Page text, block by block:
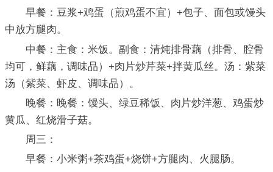
早餐：豆浆+鸡蛋（煎鸡蛋不宜）+包子、面包或馒头
中放方腿肉。
中餐：主食：米饭。副食：清炖排骨藕（排骨、腔骨
均可，鲜藕，调味品）+肉片炒芹菜+拌黄瓜丝。汤：紫菜
汤（紫菜、虾皮、调味品）。
晚餐：晚餐：馒头、绿豆稀饭、肉片炒洋葱、鸡蛋炒
黄瓜、红烧滑子菇。
周三：
早餐：小米粥+茶鸡蛋+烧饼+方腿肉、火腿肠。